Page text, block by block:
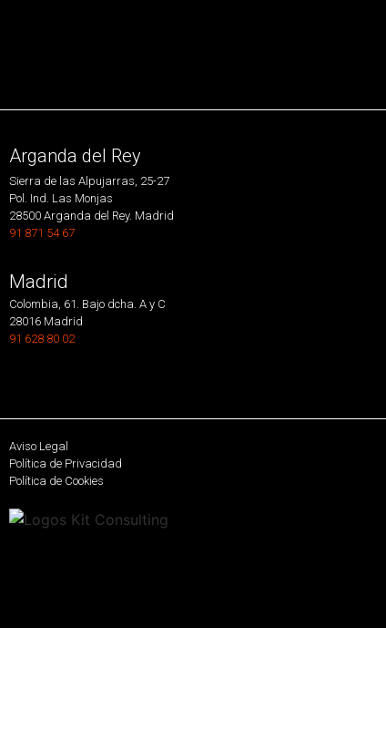
Arganda del Rey
Sierra de las Alpujarras, 25-27
Pol. Ind. Las Monjas
28500 Arganda del Rey. Madrid
91 871 54 67
Madrid
Colombia, 61. Bajo dcha. A y C
28016 Madrid
91 628 80 02
Aviso Legal
Política de Privacidad
Política de Cookies